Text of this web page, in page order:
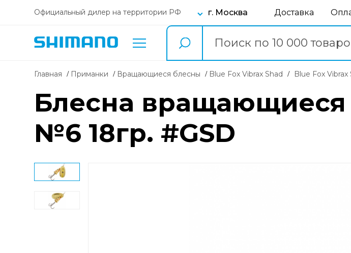
Официальный дилер на территории РФ г. Москва Доставка
Главная Приманки вращающиеся блесны Blue Fox Vibrax Shad Blue Fox
Блесна вращающиеся
№6 18гр. #GSD